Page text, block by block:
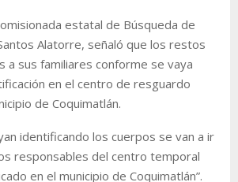
estatal de Búsqueda de
Alatorre, señaló que los restos
a sus familiares conforme se vaya
en el centro de resguardo
de Coquimatlán.
identificando los cuerpos se van a ir
responsables del centro temporal
en el municipio de Coquimatlán”.